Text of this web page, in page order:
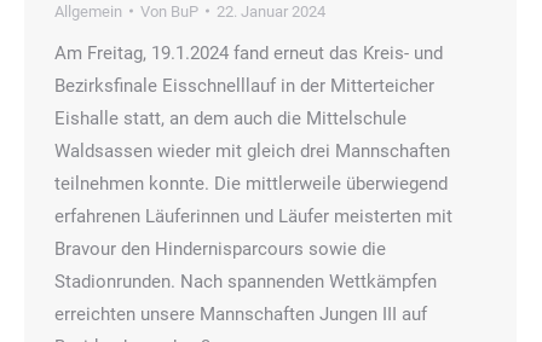
Allgemein Von BuP 22. Januar 2024
Am Freitag, 19.1.2024 fand erneut das Kreis- und
Bezirksfinale Eisschnelllauf in der Mitterteicher
Eishalle statt, an dem auch die Mittelschule
Waldsassen wieder mit gleich drei Mannschaften
teilnehmen konnte. Die mittlerweile überwiegend
erfahrenen Läuferinnen und Läufer meisterten mit
Bravour den Hindernisparcours sowie die
Stadionrunden. Nach spannenden Wettkämpfen
erreichten unsere Mannschaften Jungen III auf